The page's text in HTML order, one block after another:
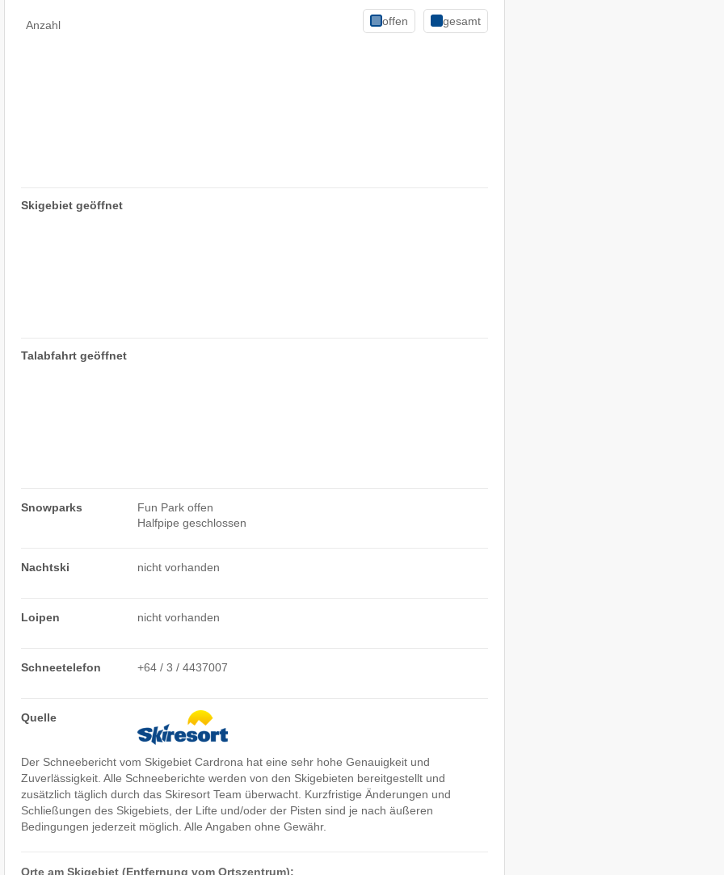
Anzahl offen gesamt
Skigebiet geöffnet
Talabfahrt geöffnet
Snowparks
Fun Park offen
Halfpipe geschlossen
Nachtski nicht vorhanden
Loipen nicht vorhanden
Schneetelefon +64 / 3 / 4437007
Quelle
Der Schneebericht vom Skigebiet Cardrona hat eine sehr hohe Genauigkeit und
Zuverlässigkeit. Alle Schneeberichte werden von den Skigebieten bereitgestellt und
zusätzlich täglich durch das Skiresort Team überwacht. Kurzfristige Änderungen und
Schließungen des Skigebiets, der Lifte und/oder der Pisten sind je nach äußeren
Bedingungen jederzeit möglich. Alle Angaben ohne Gewähr.
Orte am Skigebiet (Entfernung vom Ortszentrum):